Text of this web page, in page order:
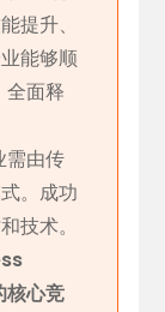
提升、
能够顺
面释
需由传
。成功
技术。
核心竞